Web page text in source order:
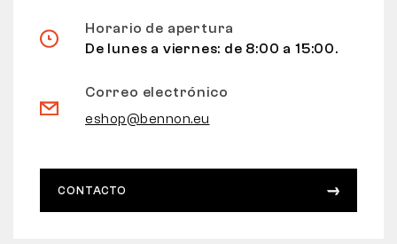
Horario de apertura
De lunes a viernes: de 8:00 a 15:00.
Correo electrónico
eshop@bennon.eu
CONTACTO